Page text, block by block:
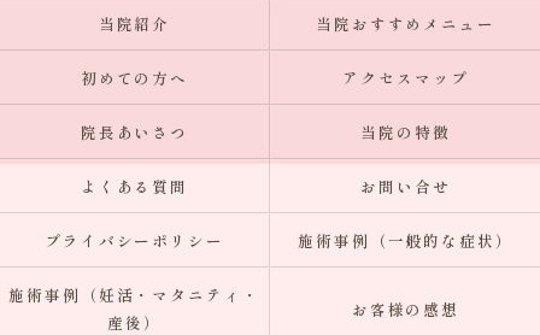
当院紹介 当院おすすめメニュー
初めての方へ アクセスマップ
院長あいさつ 当院の特徴
よくある質問 お問い合せ
プライバシーポリシー 施術事例（一般的な症状）
施術事例（妊活・マタニティ・
産後）
お客様の感想